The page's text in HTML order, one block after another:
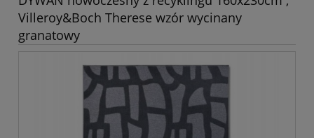
Villeroy&Boch Therese wzór wycinany
granatowy